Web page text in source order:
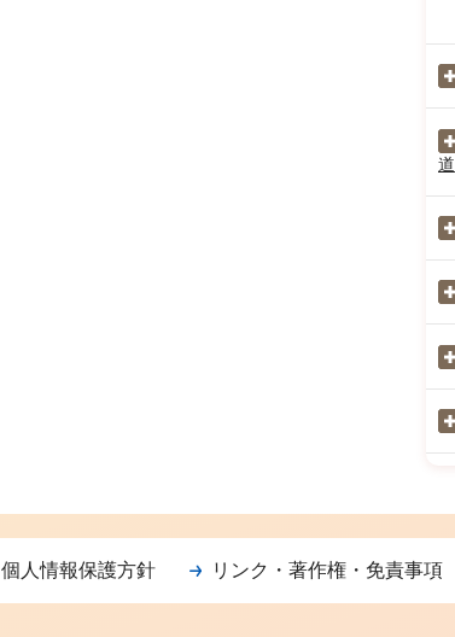
道
個人情報保護方針 リンク・著作権・免責事項